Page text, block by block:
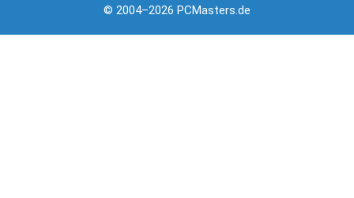
© 2004–2026 PCMasters.de